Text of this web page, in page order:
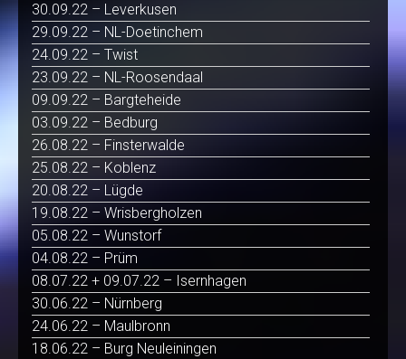
30.09.22 – Leverkusen
29.09.22 – NL-Doetinchem
24.09.22 – Twist
23.09.22 – NL-Roosendaal
09.09.22 – Bargteheide
03.09.22 – Bedburg
26.08.22 – Finsterwalde
25.08.22 – Koblenz
20.08.22 – Lügde
19.08.22 – Wrisbergholzen
05.08.22 – Wunstorf
04.08.22 – Prüm
08.07.22 + 09.07.22 – Isernhagen
30.06.22 – Nürnberg
24.06.22 – Maulbronn
18.06.22 – Burg Neuleiningen